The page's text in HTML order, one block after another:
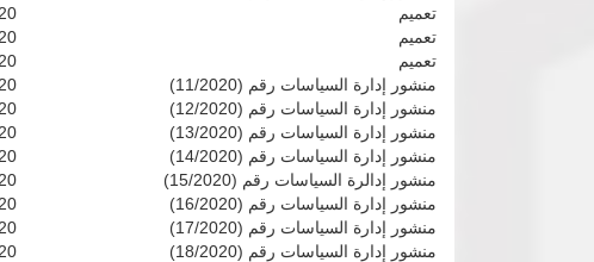
تعميم
تعميم
تعميم
منشور إدارة السياسات رقم (11/2020)
منشور إدارة السياسات رقم (12/2020)
منشور إدارة السياسات رقم (13/2020)
منشور إدارة السياسات رقم (14/2020)
منشور إدالرة السياسات رقم (15/2020)
منشور إدارة السياسات رقم (16/2020)
منشور إدارة السياسات رقم (17/2020)
منشور إدارة السياسات رقم (18/2020)